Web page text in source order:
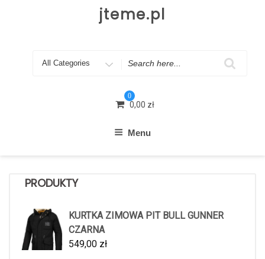
jteme.pl
Search
0
0,00 zł
Menu
PRODUKTY
KURTKA ZIMOWA PIT BULL GUNNER
CZARNA
549,00 zł